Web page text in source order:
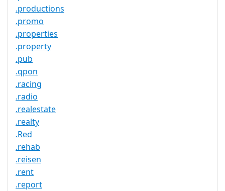
.productions
.promo
.properties
.property
.pub
.qpon
.racing
.radio
.realestate
.realty
.Red
.rehab
.reisen
.rent
.report